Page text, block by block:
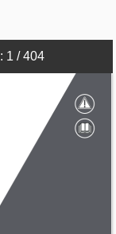
: 1 /404